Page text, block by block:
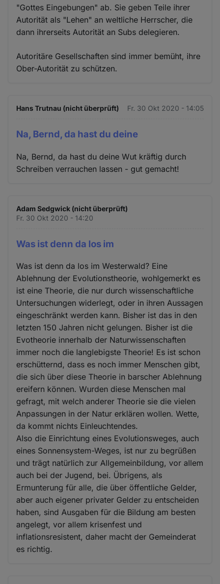
"Gottes Eingebungen" ab. Sie geben Teile ihrer
Autorität als "Lehen" an weltliche Herrscher, die
dann ihrerseits Autorität an Subs delegieren.
Autoritäre Gesellschaften sind immer bemüht, ihre
Ober-Autorität zu schützen.
Hans Trutnau (nicht überprüft) Fr. 30 Okt 2020 - 14:05
Na, Bernd, da hast du deine
Na, Bernd, da hast du deine Wut kräftig durch
Schreiben verrauchen lassen - gut gemacht!
Adam Sedgwick (nicht überprüft)
Fr. 30 Okt 2020 - 14:20
Was ist denn da los im
Was ist denn da los im Westerwald? Eine
Ablehnung der Evolutionstheorie, wohlgemerkt es
ist eine Theorie, die nur durch wissenschaftliche
Untersuchungen widerlegt, oder in ihren Aussagen
eingeschränkt werden kann. Bisher ist das in den
letzten 150 Jahren nicht gelungen. Bisher ist die
Evotheorie innerhalb der Naturwissenschaften
immer noch die langlebigste Theorie! Es ist schon
erschütternd, dass es noch immer Menschen gibt,
die sich über diese Theorie in barscher Ablehnung
ereifern können. Wurden diese Menschen mal
gefragt, mit welch anderer Theorie sie die vielen
Anpassungen in der Natur erklären wollen. Wette,
da kommt nichts Einleuchtendes.
Also die Einrichtung eines Evolutionsweges, auch
eines Sonnensystem-Weges, ist nur zu begrüßen
und trägt natürlich zur Allgemeinbildung, vor allem
auch bei der Jugend, bei. Übrigens, als
Ermunterung für alle, die über öffentliche Gelder,
aber auch eigener privater Gelder zu entscheiden
haben, sind Ausgaben für die Bildung am besten
angelegt, vor allem krisenfest und
inflationsresistent, daher macht der Gemeinderat
es richtig.